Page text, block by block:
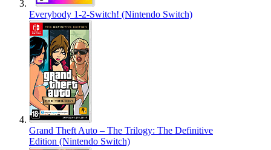
Everybody 1-2-Switch! (Nintendo Switch)
Grand Theft Auto – The Trilogy: The Definitive
Edition (Nintendo Switch)